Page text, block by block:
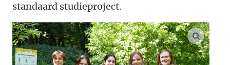
standaard studieproject.